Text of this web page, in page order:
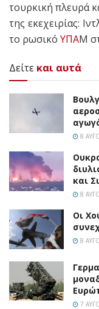
τουρκική πλευρά
της εκεχειρίας:
το ρωσικό ΥΠΑΜ
Δείτε και αυτά
8
και
8
Οι
8
7